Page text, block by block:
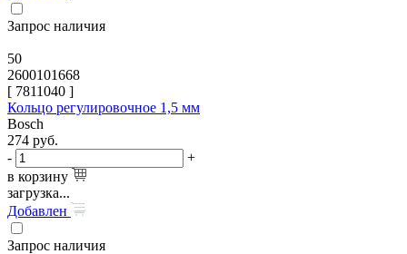
Запрос наличия
50
2600101668
[ 7811040 ]
Кольцо регулировочное 1,5 мм
Bosch
274 руб.
-
+
в корзину
загрузка...
Добавлен
Запрос наличия